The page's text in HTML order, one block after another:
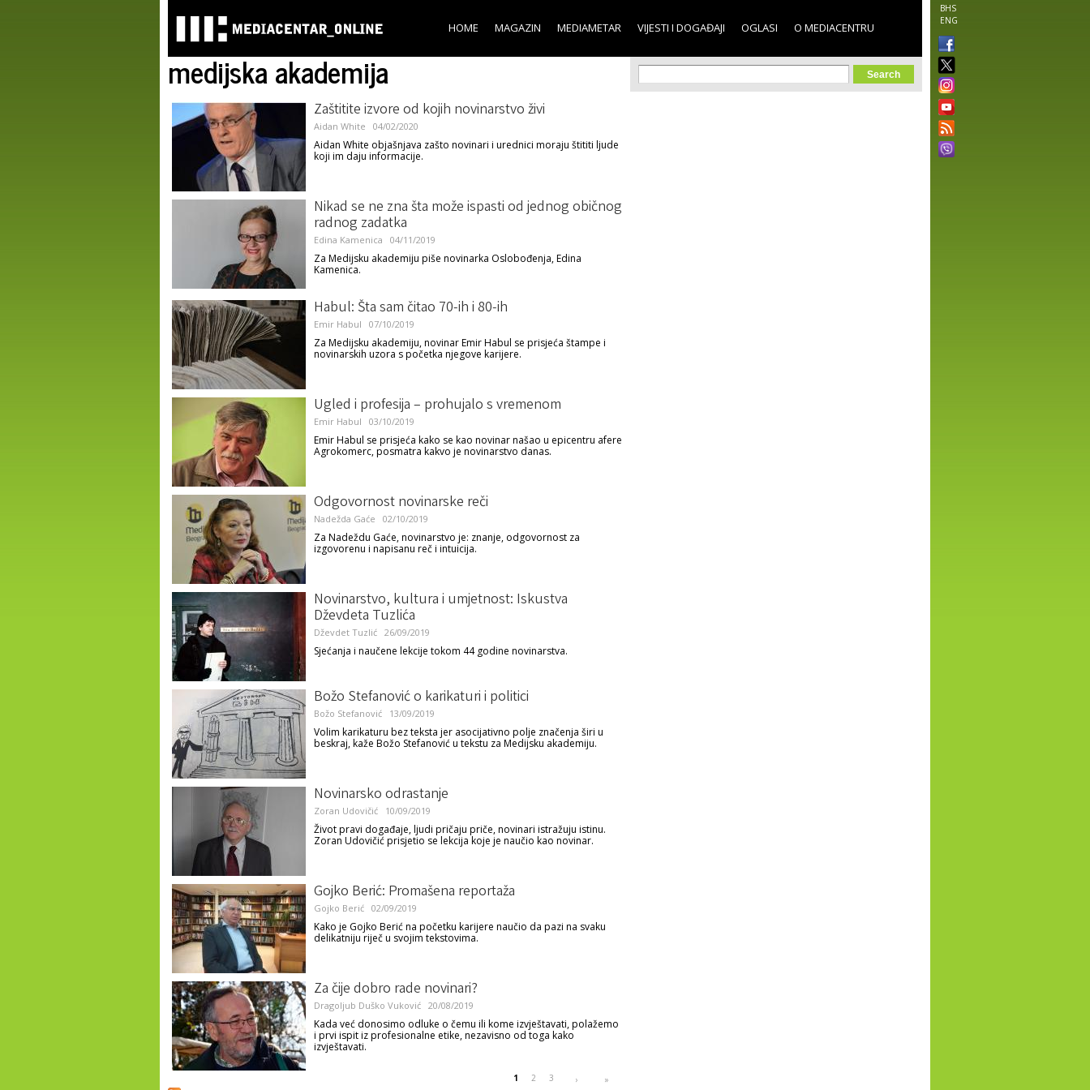
main
content
BHS
ENG
HOME MAGAZIN MEDIAMETAR VIJESTI I DOGAĐAJI OGLASI O MEDIACENTRU
medijska akademija
Zaštitite izvore od kojih novinarstvo živi
Aidan White 04/02/2020
Aidan White objašnjava zašto novinari i urednici moraju štititi ljude
koji im daju informacije.
Nikad se ne zna šta može ispasti od jednog običnog
radnog zadatka
Edina Kamenica 04/11/2019
Za Medijsku akademiju piše novinarka Oslobođenja, Edina
Kamenica.
Habul: Šta sam čitao 70-ih i 80-ih
Emir Habul 07/10/2019
Za Medijsku akademiju, novinar Emir Habul se prisjeća štampe i
novinarskih uzora s početka njegove karijere.
Ugled i profesija – prohujalo s vremenom
Emir Habul 03/10/2019
Emir Habul se prisjeća kako se kao novinar našao u epicentru afere
Agrokomerc, posmatra kakvo je novinarstvo danas.
Odgovornost novinarske reči
Nadežda Gaće 02/10/2019
Za Nadeždu Gaće, novinarstvo je: znanje, odgovornost za
izgovorenu i napisanu reč i intuicija.
Novinarstvo, kultura i umjetnost: Iskustva
Dževdeta Tuzlića
Dževdet Tuzlić 26/09/2019
Sjećanja i naučene lekcije tokom 44 godine novinarstva.
Božo Stefanović o karikaturi i politici
Božo Stefanović 13/09/2019
Volim karikaturu bez teksta jer asocijativno polje značenja širi u
beskraj, kaže Božo Stefanović u tekstu za Medijsku akademiju.
Novinarsko odrastanje
Zoran Udovičić 10/09/2019
Život pravi događaje, ljudi pričaju priče, novinari istražuju istinu.
Zoran Udovičić prisjetio se lekcija koje je naučio kao novinar.
Gojko Berić: Promašena reportaža
Gojko Berić 02/09/2019
Kako je Gojko Berić na početku karijere naučio da pazi na svaku
delikatniju riječ u svojim tekstovima.
Za čije dobro rade novinari?
Dragoljub Duško Vuković 20/08/2019
Kada već donosimo odluke o čemu ili kome izvještavati, polažemo
i prvi ispit iz profesionalne etike, nezavisno od toga kako
izvještavati.
Pages 1 2 3 › »
Search form
Search